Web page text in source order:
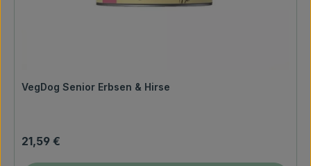
VegDog Senior Erbsen & Hirse
Regulärer Preis:
21,59 €